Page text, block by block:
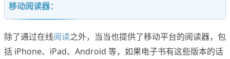
移动阅读器：
除了通过在线阅读之外，当当也提供了移动平台的阅读器，包
括 iPhone、iPad、Android 等，如果电子书有这些版本的话